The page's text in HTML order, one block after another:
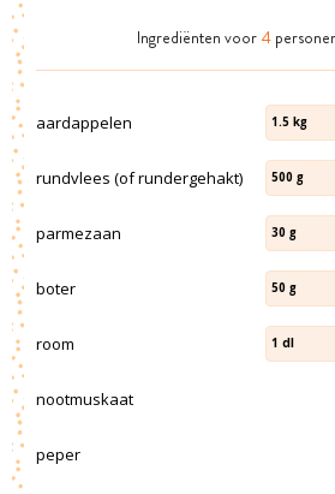
Ingrediënten voor 4
aardappelen 1.5 kg
rundvlees (of rundergehakt) 500 g
parmezaan 30 g
boter 50 g
room 1 dl
nootmuskaat
peper